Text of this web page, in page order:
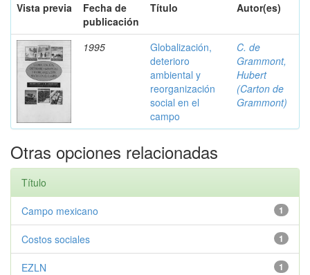
Vista previa
Fecha de
publicación
Título Autor(es)
1995
Globalización,
deterioro
ambiental y
reorganización
social en el
campo
C. de
Grammont,
Hubert
(Carton de
Grammont)
Otras opciones relacionadas
Título
1
Campo mexicano
1
Costos sociales
1
EZLN